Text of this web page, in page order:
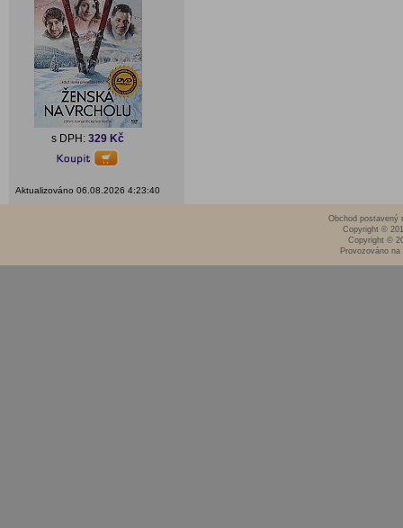
s DPH: 329 Kč
Aktualizováno 06.08.2026 4:23:40
Obchod postavený
Copyright ©
Copyright ©
Provozováno